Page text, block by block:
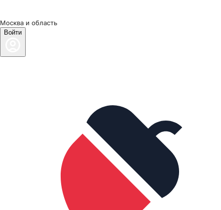
Москва и область
Войти